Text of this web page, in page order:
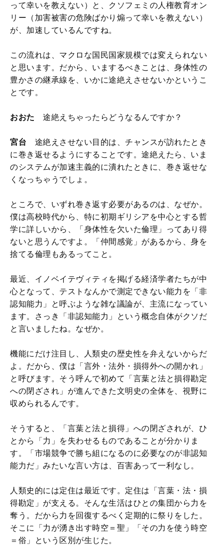
って幸いを教えない）と、クソフェミの人権教育オン
リー（加害被害の危険ばかり煽って幸いを教えない）
が、加速しているんですね。
この流れは、マクロな国民国家規模では変えられない
と思います。だから、いまするべきことは、身体性の
豊かさの継承線を、いかに途絶えさせないかというこ
とです。
おおた 途絶えちゃったらどうなるんですか？
宮台 途絶えさせない目的は、チャンスが訪れたとき
に巻き返せるようにすることです。途絶えたら、いま
のシステムが加速主義的に潰れたときに、巻き返せな
くなっちゃうでしょ。
ところで、いずれ巻き返す必要があるのは、なぜか。
僕は高校時代から、特に初期ギリシアを中心とする哲
学に詳しいから、「身体性を欠いた倫理」ってあり得
ないと思うんですよ。「仲間感覚」があるから、身を
捨てる倫理もあるってこと。
最近、イノベイテヴィティを掲げる経済学者たちが中
心となって、テストなんかで測定できない能力を「非
認知能力」と呼ぶような雑な議論が、主流になってい
ます。さっき「非認知能力」という概念自体がクソだ
と言いましたね。なぜか。
機能にだけ注目し、人類史の歴史性を弁えないからだ
よ。だから、僕は「言外・法外・損得外への開かれ」
と呼びます。そう呼んで初めて「言葉と法と損得勘定
への閉ざされ」が進んできた文明史の全体を、視野に
収められるんです。
そうすると、「言葉と法と損得」への閉ざされが、ひ
とから「力」を失わせるものであることが分かりま
す。「市場競争で勝ち組になるのに必要なのが非認知
能力だ」みたいな言い方は、百害あって一利なし。
人類史的には定住は最近です。定住は「言葉・法・損
得勘定」が支える。そんな生活はひとの集団から力を
奪う。だから力を回復するべく定期的に祭りをした。
そこに「力が湧き出す時空＝聖」「その力を使う時空
＝俗」という区別が生じた。